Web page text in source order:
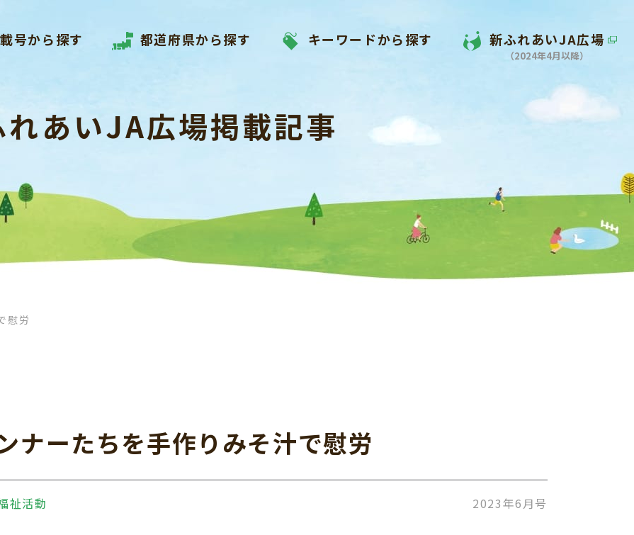
号から探す 都道府県から探す キーワードから探す 新ふれあいJA広場
（2024年4月以降）
れあいJA広場掲載記事
慰労
ナーたちを手作りみそ汁で慰労
祉活動 2023年6月号